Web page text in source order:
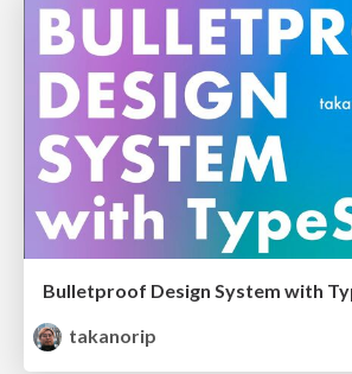
Bulletproof Design System with
takanorip